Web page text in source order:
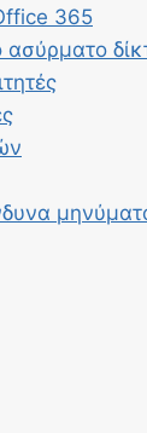
365
ασύρματο